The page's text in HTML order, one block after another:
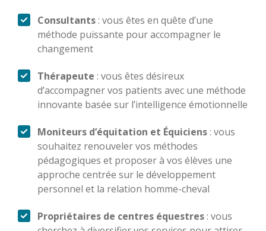
Consultants: vous êtes en quête d’une
méthode puissante pour accompagner le
changement
Thérapeute : vous êtes désireux
d’accompagner vos patients avec une méthode
innovante basée sur l’intelligence émotionnelle
Moniteurs d’équitation et Équiciens: vous
souhaitez renouveler vos méthodes
pédagogiques et proposer à vos élèves une
approche centrée sur le développement
personnel et la relation homme-cheval
Propriétaires de centres équestres: vous